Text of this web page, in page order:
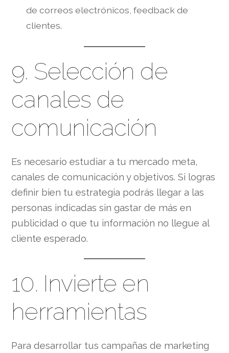
de correos electrónicos, feedback de
clientes.
9. Selección de
canales de
comunicación
Es necesario estudiar a tu mercado meta,
canales de comunicación y objetivos. Si logras
definir bien tu estrategia podrás llegar a las
personas indicadas sin gastar de más en
publicidad o que tu información no llegue al
cliente esperado.
10. Invierte en
herramientas
Para desarrollar tus campañas de marketing